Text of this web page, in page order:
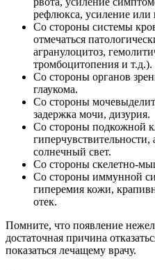
рефлюкса, усиление или
Со стороны системы
отмечаться
агранулоцитоз,
тромбоцитопения и т.д.).
Со стороны органов
глаукома.
Со стороны
задержка мочи, дизурия.
Со стороны подкожной
гиперчувствительности,
солнечный свет.
Со стороны скелетно-
Со стороны иммунной
гиперемия кожи,
отек.
Помните, что появление
достаточная причина
показаться лечащему врачу.